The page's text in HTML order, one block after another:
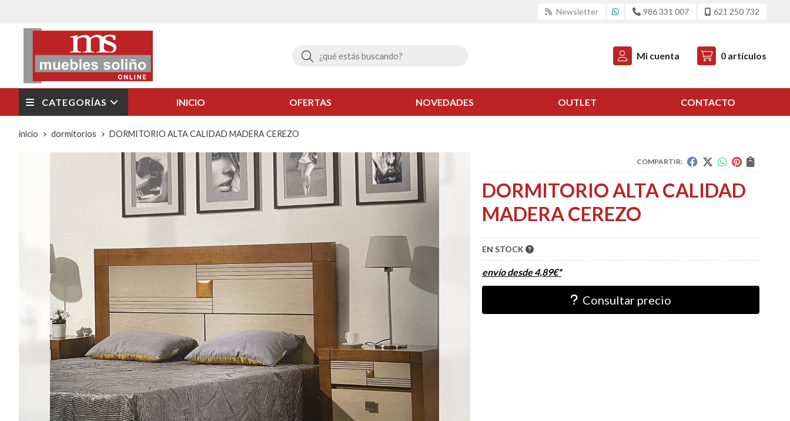
Newsletter 986 331 007 621 250 732
Buscar Mi cuenta 0 artículos
CATEGORÍAS INICIO OFERTAS NOVEDADES OUTLET CONTACTO
inicio dormitorios DORMITORIO ALTA CALIDAD MADERA CEREZO
COMPARTIR:
DORMITORIO ALTA CALIDAD
MADERA CEREZO
EN STOCK
envío desde4,89€*
Consultar precio